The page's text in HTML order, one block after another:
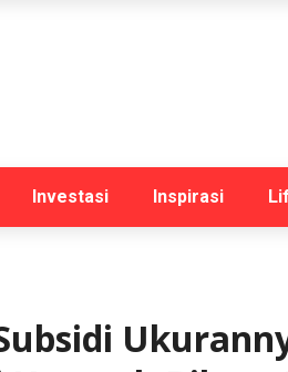
Investasi Inspirasi